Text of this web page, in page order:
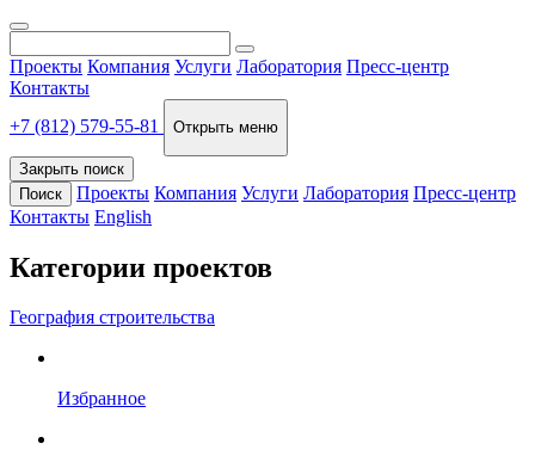
Проекты Компания Услуги Лаборатория Пресс-центр
Контакты
+7 (812) 579-55-81
Открыть меню
Закрыть поиск
Поиск
Проекты Компания Услуги Лаборатория Пресс-центр
Контакты English
Категории проектов
География строительства
Избранное